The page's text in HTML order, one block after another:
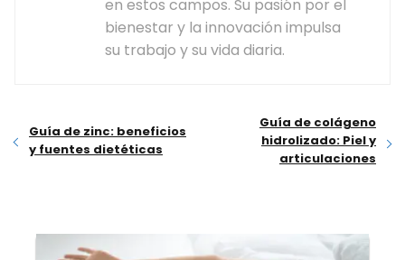
en estos campos. Su pasión por el
bienestar y la innovación impulsa
su trabajo y su vida diaria.
Guía de zinc: beneficios
y fuentes dietéticas
Guía de colágeno
hidrolizado: Piel y
articulaciones